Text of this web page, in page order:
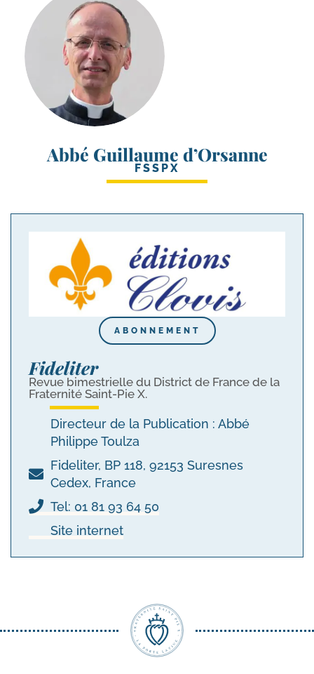
Abbé Guillaume d’Orsanne
FSSPX
ABONNEMENT
Fideliter
Revue bimestrielle du District de France de la
Fraternité Saint-Pie X.
Directeur de la Publication : Abbé
Philippe Toulza
Fideliter, BP 118, 92153 Suresnes
Cedex, France
Tel: 01 81 93 64 50
Site internet